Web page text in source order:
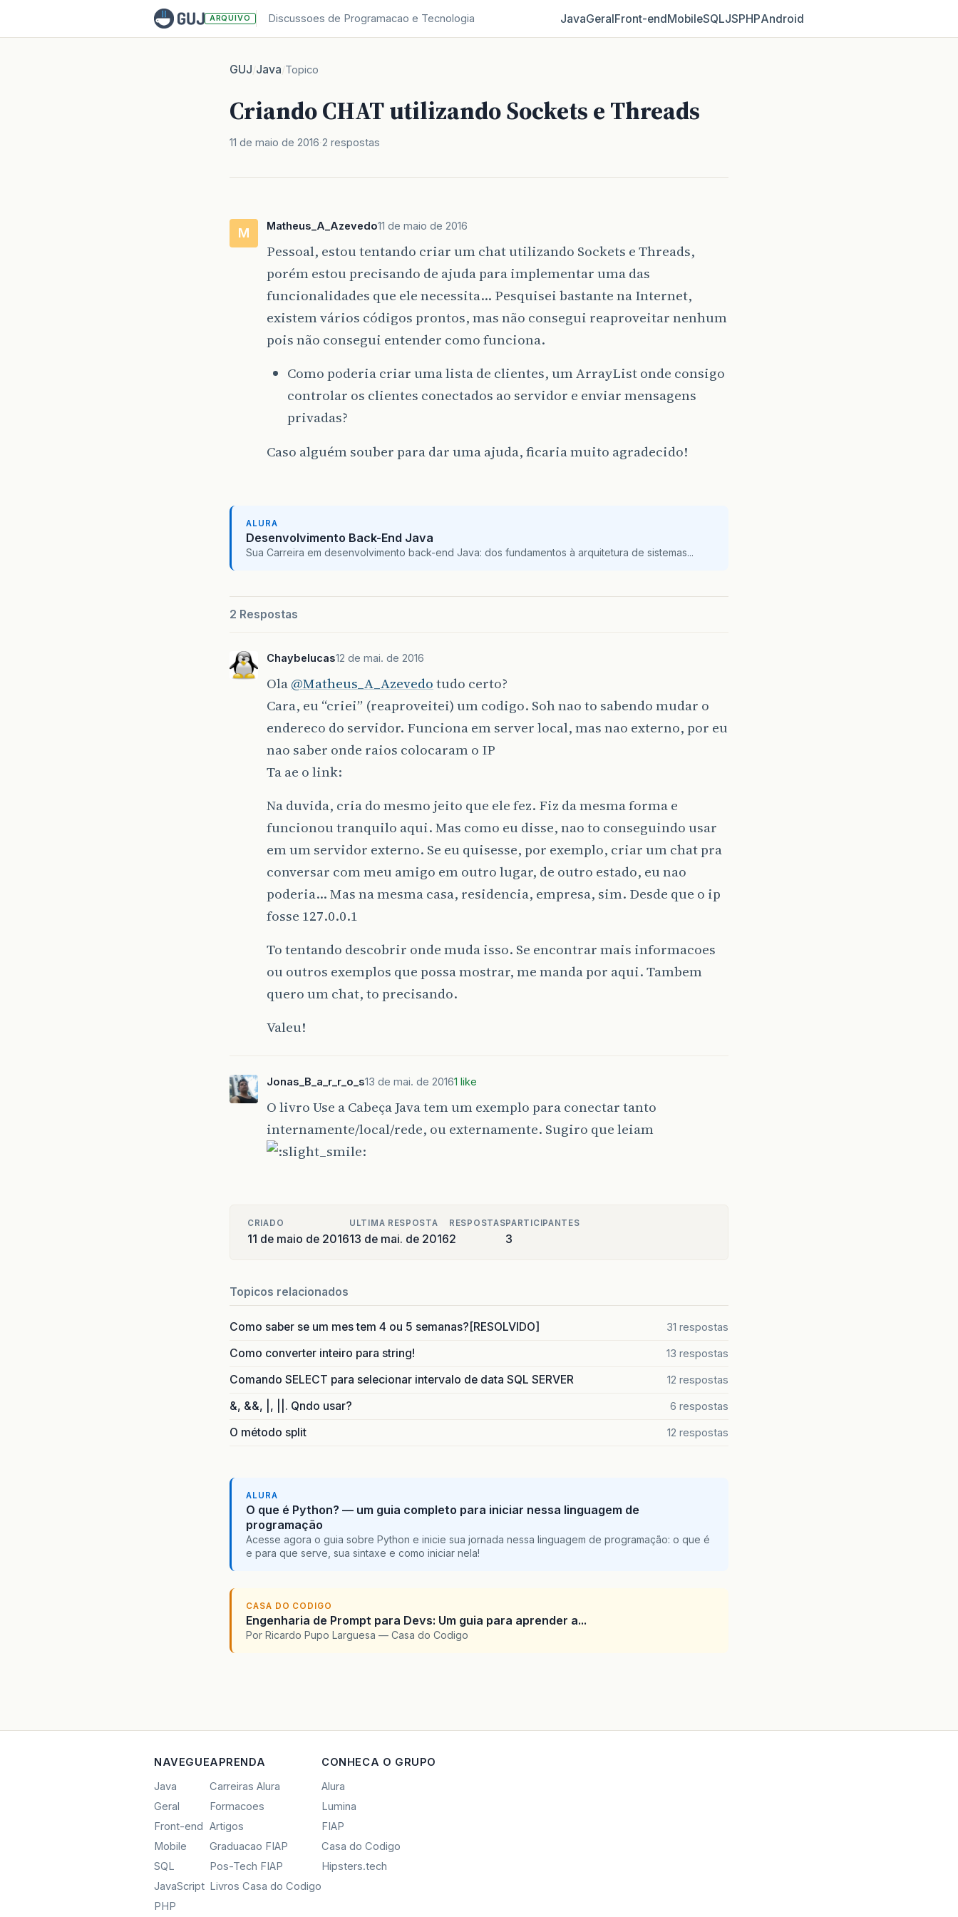
ARQUIVO Discussoes de Programacao e Tecnologia JavaGeralFront‑endMobileSQLJSPHPAndroid
GUJ/Java/Topico
Criando CHAT utilizando Sockets e Threads
11 de maio de 2016 2 respostas
M Matheus_A_Azevedo11 de maio de 2016
Pessoal, estou tentando criar um chat utilizando Sockets e Threads,
porém estou precisando de ajuda para implementar uma das
funcionalidades que ele necessita… Pesquisei bastante na Internet,
existem vários códigos prontos, mas não consegui reaproveitar nenhum
pois não consegui entender como funciona.
Como poderia criar uma lista de clientes, um ArrayList onde consigo
controlar os clientes conectados ao servidor e enviar mensagens
privadas?
Caso alguém souber para dar uma ajuda, ficaria muito agradecido!
ALURA
Desenvolvimento Back-End Java
Sua Carreira em desenvolvimento back-end Java: dos fundamentos à arquitetura de sistemas...
2 Respostas
Chaybelucas12 de mai. de 2016
Ola@Matheus_A_Azevedotudo certo?
Cara, eu “criei” (reaproveitei) um codigo. Soh nao to sabendo mudar o
endereco do servidor. Funciona em server local, mas nao externo, por eu
nao saber onde raios colocaram o IP
Ta ae o link:
Na duvida, cria do mesmo jeito que ele fez. Fiz da mesma forma e
funcionou tranquilo aqui. Mas como eu disse, nao to conseguindo usar
em um servidor externo. Se eu quisesse, por exemplo, criar um chat pra
conversar com meu amigo em outro lugar, de outro estado, eu nao
poderia… Mas na mesma casa, residencia, empresa, sim. Desde que o ip
fosse 127.0.0.1
To tentando descobrir onde muda isso. Se encontrar mais informacoes
ou outros exemplos que possa mostrar, me manda por aqui. Tambem
quero um chat, to precisando.
Valeu!
Jonas_B_a_r_r_o_s13 de mai. de 20161 like
O livro Use a Cabeça Java tem um exemplo para conectar tanto
internamente/local/rede, ou externamente. Sugiro que leiam
CRIADO
11 de maio de 2016
ULTIMA RESPOSTA
13 de mai. de 2016
RESPOSTAS
2
PARTICIPANTES
3
Topicos relacionados
Como saber se um mes tem 4 ou 5 semanas?[RESOLVIDO] 31 respostas
Como converter inteiro para string! 13 respostas
Comando SELECT para selecionar intervalo de data SQL SERVER 12 respostas
&, &&, |, ||. Qndo usar? 6 respostas
O método split 12 respostas
ALURA
O que é Python? — um guia completo para iniciar nessa linguagem de
programação
Acesse agora o guia sobre Python e inicie sua jornada nessa linguagem de programação: o que é
e para que serve, sua sintaxe e como iniciar nela!
CASA DO CODIGO
Engenharia de Prompt para Devs: Um guia para aprender a...
Por Ricardo Pupo Larguesa — Casa do Codigo
NAVEGUE
Java
Geral
Front-end
Mobile
SQL
JavaScript
PHP
APRENDA
Carreiras Alura
Formacoes
Artigos
Graduacao FIAP
Pos-Tech FIAP
Livros Casa do Codigo
CONHECA O GRUPO
Alura
Lumina
FIAP
Casa do Codigo
Hipsters.tech